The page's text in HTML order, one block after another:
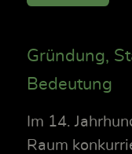
Gründung,
Bedeutung
Im 14.
Raum